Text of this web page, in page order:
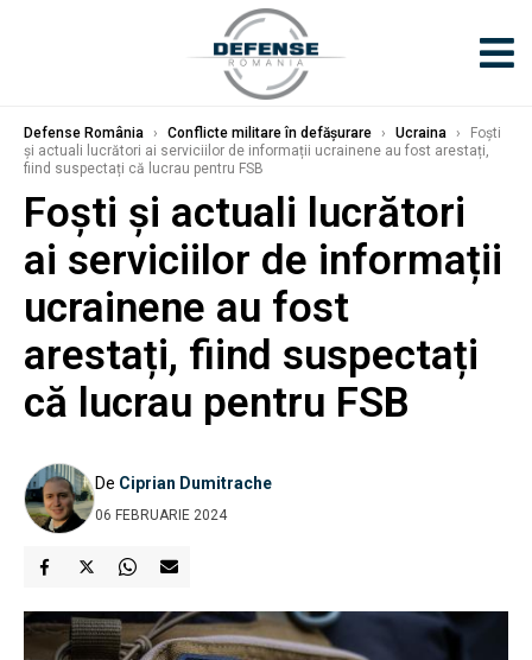
Defense România › Conflicte militare în defășurare › Ucraina ›
Foști
și actuali lucrători ai serviciilor de informații ucrainene au fost arestați,
fiind suspectați că lucrau pentru FSB
Foști și actuali lucrători
ai serviciilor de informații
ucrainene au fost
arestați, fiind suspectați
că lucrau pentru FSB
De Ciprian Dumitrache
06 FEBRUARIE 2024